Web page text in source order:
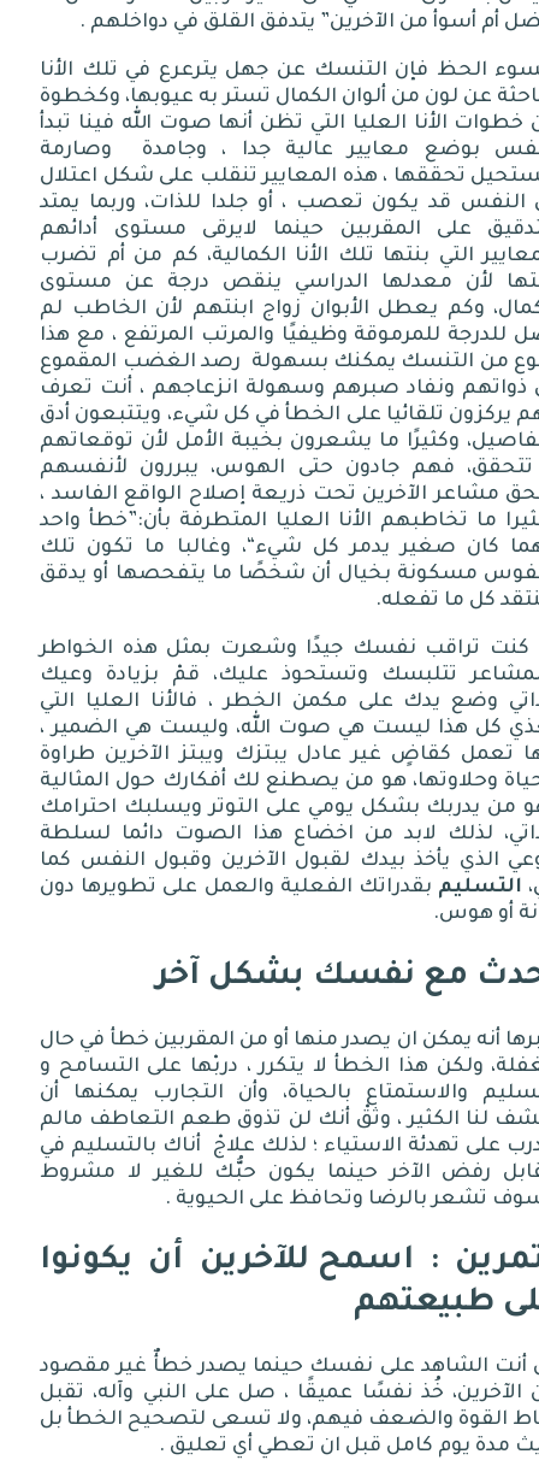
٩ : خواطر المتع المتنقلة
أم أسوأ من الآخرين” يتدفق القلق في دواخلهم .
الحظ فإن التنسك عن جهل يترعرع في تلك الأنا
عن لون من ألوان الكمال تستر به عيوبها، وكخطوة
خطوات الأنا العليا التي تظن أنها صوت الله فينا تبدأ
بوضع معايير عالية جدا ، وجامدة
وصارمة
تحققها ، هذه المعايير تنقلب على شكل اعتلال
النفس قد يكون تعصب ، أو جلدا للذات، وربما يمتد
على المقربين حينما لايرقى مستوى أدائهم
التي بنتها تلك الأنا الكمالية، كم من أم تضرب
لأن معدلها الدراسي ينقص درجة عن مستوى
وكم يعطل الأبوان زواج ابنتهم لأن الخاطب لم
للدرجة للمرموقة وظيفيًا والمرتب المرتفع ، مع هذا
من التنسك يمكنك بسهولة
رصد الغضب المقموع
ذواتهم ونفاد صبرهم وسهولة انزعاجهم ، أنت تعرف
يركزون تلقائيا على الخطأ في كل شيء، ويتتبعون أدق
وكثيرًا ما يشعرون بخيبة الأمل لأن توقعاتهم
تتحقق، فهم جادون حتى الهوس، يبررون لأنفسهم
مشاعر الآخرين تحت ذريعة إصلاح الواقع الفاسد ،
ما تخاطبهم الأنا العليا المتطرفة بأن:”خطأ واحد
كان صغير يدمر كل شيء“، وغالبا ما تكون تلك
مسكونة بخيال أن شخصًا ما يتفحصها أو يدقق
كل ما تفعله.
كنت تراقب نفسك جيدًا وشعرت بمثل هذه الخواطر
تتلبسك وتستحوذ عليك، قمْ بزيادة وعيك
وضع يدك على مكمن الخطر ، فالأنا العليا التي
كل هذا ليست هي صوت الله، وليست هي الضمير ،
تعمل كقاضٍ غير عادل يبتزك ويبتز الآخرين طراوة
وحلاوتها، هو من يصطنع لك أفكارك حول المثالية
من يدربك بشكل يومي على التوتر ويسلبك احترامك
لذلك لابد من اخضاع هذا الصوت دائما لسلطة
الذي يأخذ بيدك لقبول الآخرين وقبول النفس كما
التسليم بقدراتك الفعلية والعمل على تطويرها دون
أو هوس.
مع نفسك بشكل آخر
أنه يمكن ان يصدر منها أو من المقربين خطأ في حال
ولكن هذا الخطأ لا يتكرر ، دربْها على التسامح و
والاستمتاع بالحياة، وأن التجارب يمكنها أن
لنا الكثير ، وثقْ أنك لن تذوق طعم التعاطف مالم
على تهدئة الاستياء ؛ لذلك علاجْ
أناك بالتسليم في
رفض الآخر حينما يكون حبُّك للغير لا مشروط
تشعر بالرضا وتحافظ على الحيوية .
: اسمح للآخرين أن يكونوا
طبيعتهم
أنت الشاهد على نفسك حينما يصدر خطأٌ غير مقصود
الآخرين، خُذ نفسًا عميقًا ، صل على النبي وآله، تقبل
القوة والضعف فيهم، ولا تسعى لتصحيح الخطأ بل
مدة يوم كامل قبل ان تعطي أي تعليق .